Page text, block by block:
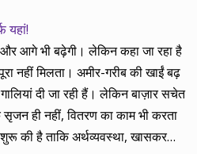
यहां!
और आगे भी बढ़ेगी। लेकिन कहा जा रहा है
नहीं मिलता। अमीर-गरीब की खाईं बढ़
दी जा रही हैं। लेकिन बाज़ार सचेत
ही नहीं, वितरण का काम भी करता
की है ताकि अर्थव्यवस्था, खासकर